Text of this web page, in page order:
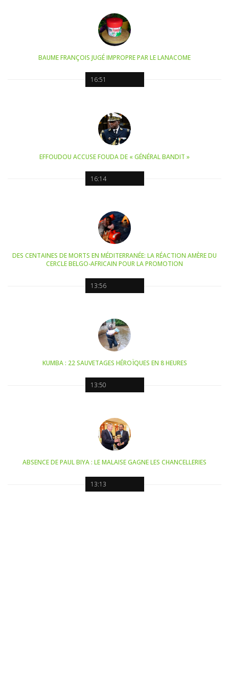
16:51
BAUME FRANÇOIS JUGÉ IMPROPRE PAR LE LANACOME
16:14
EFFOUDOU ACCUSE FOUDA DE « GÉNÉRAL BANDIT »
13:56
DES CENTAINES DE MORTS EN MÉDITERRANÉE: LA RÉACTION AMÈRE DU
CERCLE BELGO-AFRICAIN POUR LA PROMOTION
13:50
KUMBA : 22 SAUVETAGES HÉROÏQUES EN 8 HEURES
13:13
ABSENCE DE PAUL BIYA : LE MALAISE GAGNE LES CHANCELLERIES